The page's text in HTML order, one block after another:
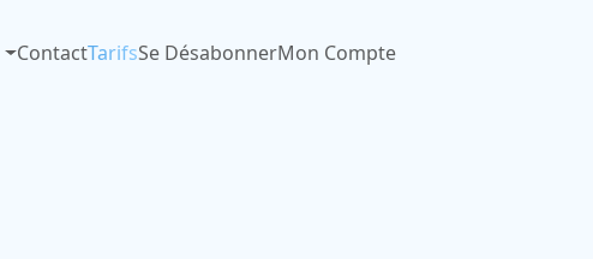
ContactTarifsSe DésabonnerMon Compte